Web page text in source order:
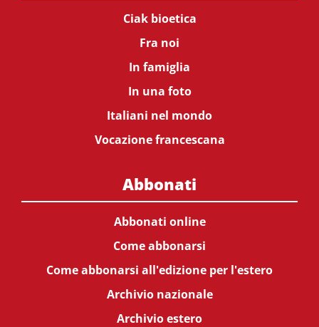
Ciak bioetica
Fra noi
In famiglia
In una foto
Italiani nel mondo
Vocazione francescana
Abbonati
Abbonati online
Come abbonarsi
Come abbonarsi all'edizione per l'estero
Archivio nazionale
Archivio estero